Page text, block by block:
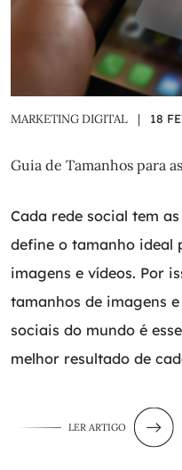
MARKETING DIGITAL | 18
Guia de Tamanhos para
Cada rede social tem
define o tamanho ideal
imagens e vídeos. Por
tamanhos de imagens
sociais do mundo é
melhor resultado de
LER ARTIGO